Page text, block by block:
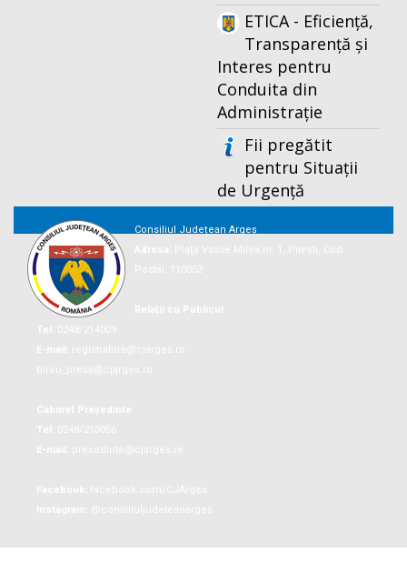
ETICA - Eficiență,
Transparență și
Interes pentru
Conduita din
Administrație
Fii pregătit
pentru Situații
de Urgență
Consiliul Județean Argeș